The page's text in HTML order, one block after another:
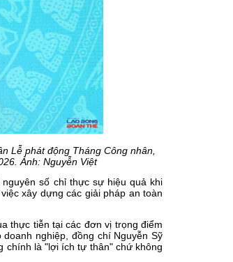
Lễ phát động Tháng Công nhân,
Ảnh: Nguyễn Việt
số chỉ thực sự hiệu quả khi
xây dựng các giải pháp an toàn
thực tiễn tại các đơn vị trọng điểm
nghiệp, đồng chí Nguyễn Sỹ
chính là "lợi ích tự thân" chứ không